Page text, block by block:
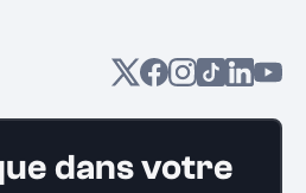
dans votre